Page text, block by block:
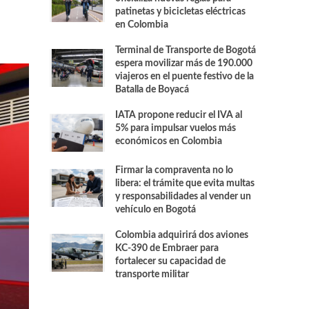
patinetas y bicicletas eléctricas
en Colombia
Terminal de Transporte de Bogotá
espera movilizar más de 190.000
viajeros en el puente festivo de la
Batalla de Boyacá
IATA propone reducir el IVA al
5% para impulsar vuelos más
económicos en Colombia
Firmar la compraventa no lo
libera: el trámite que evita multas
y responsabilidades al vender un
vehículo en Bogotá
Colombia adquirirá dos aviones
KC-390 de Embraer para
fortalecer su capacidad de
transporte militar